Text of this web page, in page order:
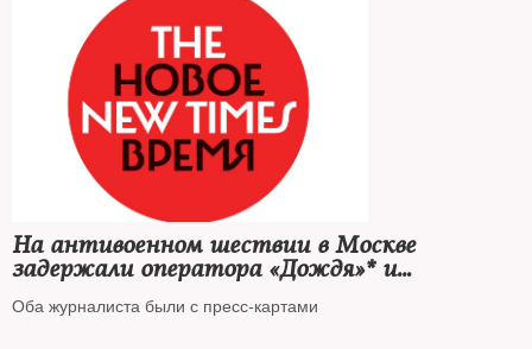
На антивоенном шествии в Москве
задержали оператора «Дождя»* и
продюсера «Холода»
Оба журналиста были с пресс-картами